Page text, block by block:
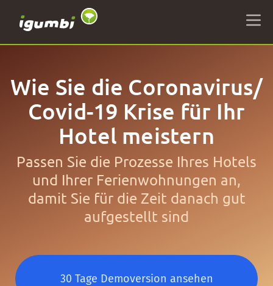
Wie Sie die Coronavirus/
Covid-19 Krise für Ihr
Hotel meistern
Passen Sie die Prozesse Ihres Hotels
und Ihrer Ferienwohnungen an,
damit Sie für die Zeit danach gut
aufgestellt sind
30 Tage Demoversion ansehen